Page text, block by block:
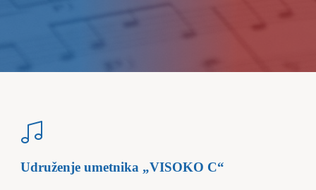
Udruženje umetnika „VISOKO C“